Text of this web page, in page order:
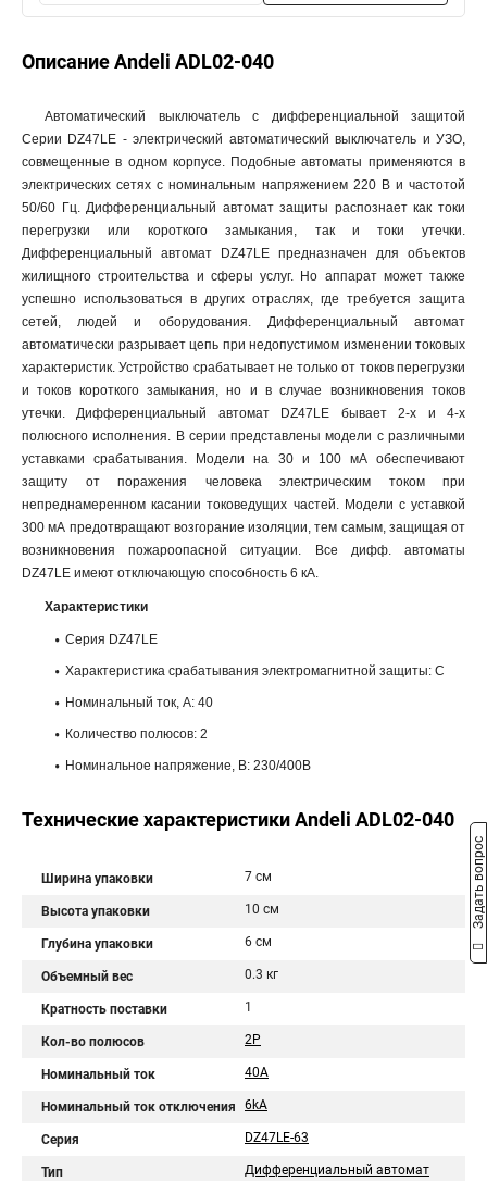
Описание Andeli ADL02-040
Автоматический выключатель с дифференциальной защитой
Серии DZ47LE - электрический автоматический выключатель и УЗО,
совмещенные в одном корпусе. Подобные автоматы применяются в
электрических сетях с номинальным напряжением 220 В и частотой
50/60 Гц. Дифференциальный автомат защиты распознает как токи
перегрузки или короткого замыкания, так и токи утечки.
Дифференциальный автомат DZ47LE предназначен для объектов
жилищного строительства и сферы услуг. Но аппарат может также
успешно использоваться в других отраслях, где требуется защита
сетей, людей и оборудования. Дифференциальный автомат
автоматически разрывает цепь при недопустимом изменении токовых
характеристик. Устройство срабатывает не только от токов перегрузки
и токов короткого замыкания, но и в случае возникновения токов
утечки. Дифференциальный автомат DZ47LE бывает 2-х и 4-х
полюсного исполнения. В серии представлены модели с различными
уставками срабатывания. Модели на 30 и 100 мА обеспечивают
защиту от поражения человека электрическим током при
непреднамеренном касании токоведущих частей. Модели с уставкой
300 мА предотвращают возгорание изоляции, тем самым, защищая от
возникновения пожароопасной ситуации. Все дифф. автоматы
DZ47LE имеют отключающую способность 6 кА.
Характеристики
Серия DZ47LE
Характеристика срабатывания электромагнитной защиты: С
Номинальный ток, А: 40
Количество полюсов: 2
Номинальное напряжение, В: 230/400В
Технические характеристики Andeli ADL02-040
Ширина упаковки 7 см
Высота упаковки 10 см
Глубина упаковки 6 см
Объемный вес 0.3 кг
Кратность поставки 1
Кол-во полюсов 2P
Номинальный ток 40A
Номинальный ток отключения 6kA
Серия DZ47LE-63
Тип Дифференциальный автомат
Задать вопрос